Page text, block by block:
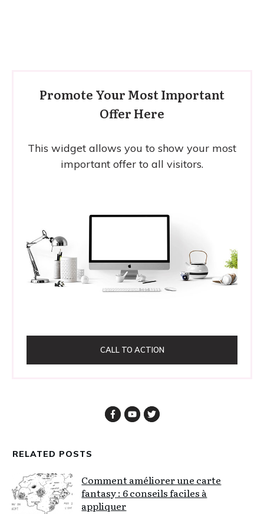
Promote Your Most Important
Offer Here
This widget allows you to show your most
important offer to all visitors.
CALL TO ACTION
RELATED POSTS
Comment améliorer une carte
fantasy : 6 conseils faciles à
appliquer